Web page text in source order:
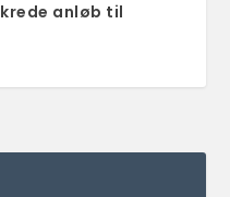
anløb til